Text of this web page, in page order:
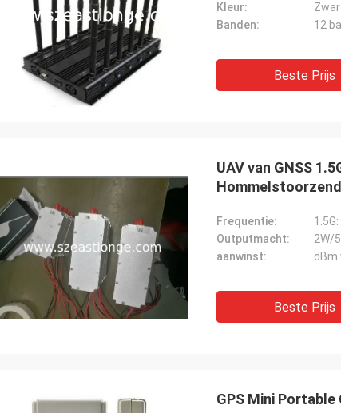
Lans-Canada
snel het verschepen en geen problemen
Kleur:
Banden:
Beste Prijs
UAV van GNSS
Frequentie:
Outputmacht:
2W/
aanwinst:
Beste Prijs
GPS Mini